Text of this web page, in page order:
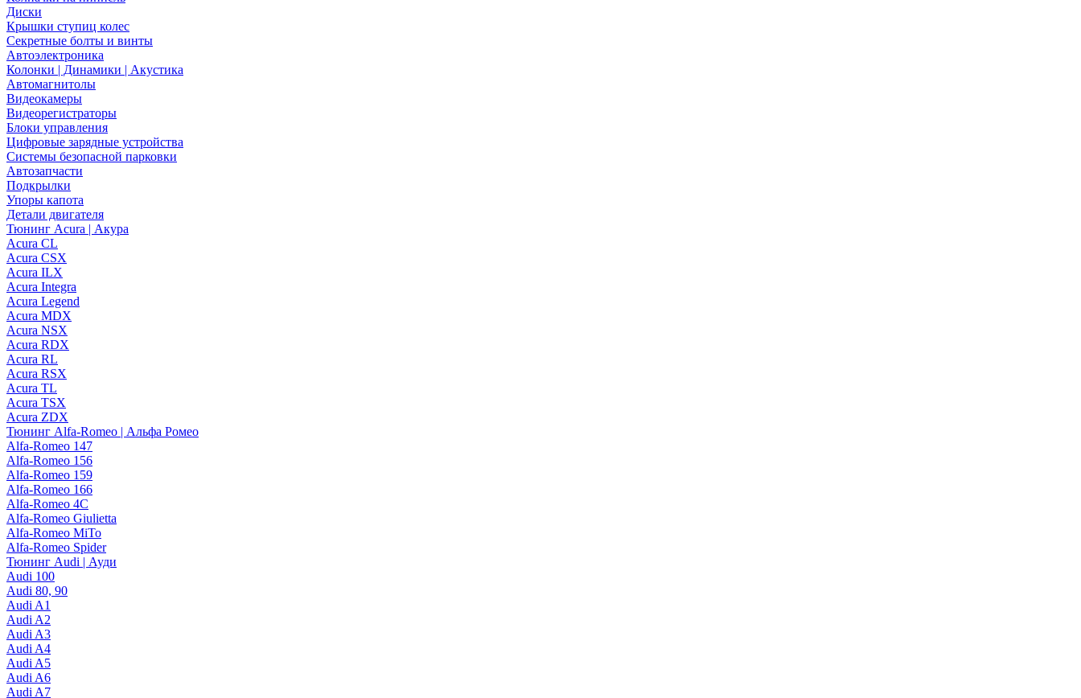
Диски
Крышки ступиц колес
Секретные болты и винты
Автоэлектроника
Колонки | Динамики | Акустика
Автомагнитолы
Видеокамеры
Видеорегистраторы
Блоки управления
Цифровые зарядные устройства
Системы безопасной парковки
Автозапчасти
Подкрылки
Упоры капота
Детали двигателя
Тюнинг Acura | Акура
Acura CL
Acura CSX
Acura ILX
Acura Integra
Acura Legend
Acura MDX
Acura NSX
Acura RDX
Acura RL
Acura RSX
Acura TL
Acura TSX
Acura ZDX
Тюнинг Alfa-Romeo | Альфа Ромео
Alfa-Romeo 147
Alfa-Romeo 156
Alfa-Romeo 159
Alfa-Romeo 166
Alfa-Romeo 4C
Alfa-Romeo Giulietta
Alfa-Romeo MiTo
Alfa-Romeo Spider
Тюнинг Audi | Ауди
Audi 100
Audi 80, 90
Audi A1
Audi A2
Audi A3
Audi A4
Audi A5
Audi A6
Audi A7